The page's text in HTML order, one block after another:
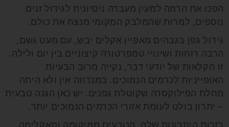
הפכו את הרמה למעין מעבדה ניסיונית לגידול זנים
נוספים, למרות שהמלבק המקומי מנצח את כולם.
גידול גפן בגבהים מאפיין אקלים יבש, עם מעט גשם,
הרבה רוחות ושינויי טמפרטורה קיצוניים בין יום ולילה.
זו חקלאות של יודעי דבר, נקייה מרוב הבעיות
האופייניות לכרמים הנמוכים. במנדוזה אין ולא היתה
מחלת הפילוקסרה שקוטלת גפנים. יש כאן הגנה טבעית
– יתרון בולט לעומת אזורי הכרמים הנמוכים יותר.